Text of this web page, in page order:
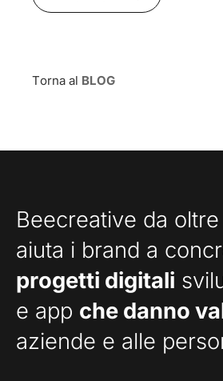
Torna al BLOG
Beecreative da oltre
aiuta i brand a
progetti digitali
e app che danno
aziende e alle